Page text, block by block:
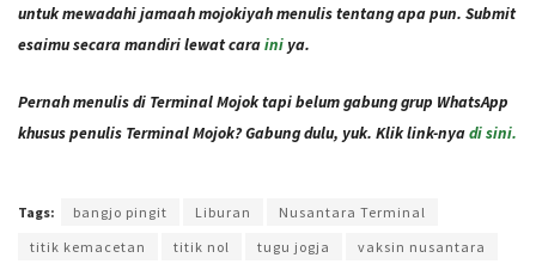
untuk mewadahi jamaah mojokiyah menulis tentang apa pun. Submit
esaimu secara mandiri lewat caraini ya.
Pernah menulis di Terminal Mojok tapi belum gabung grup WhatsApp
khusus penulis Terminal Mojok? Gabung dulu, yuk. Klik link-nyadi sini.
Tags: bangjo pingit Liburan
Nusantara Terminal
titik kemacetan
titik nol tugu jogja vaksin nusantara